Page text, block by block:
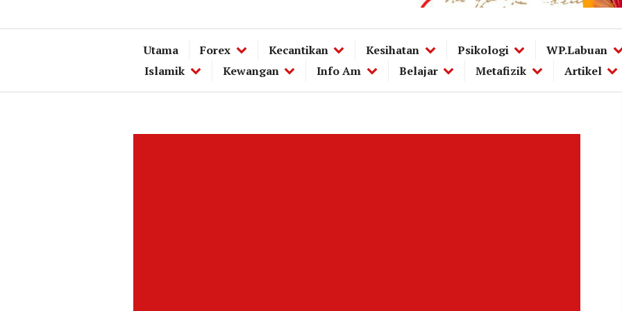
Utama Forex Kecantikan Kesihatan Psikologi WP.Labuan
Islamik
Kewangan Info Am Belajar Metafizik Artikel